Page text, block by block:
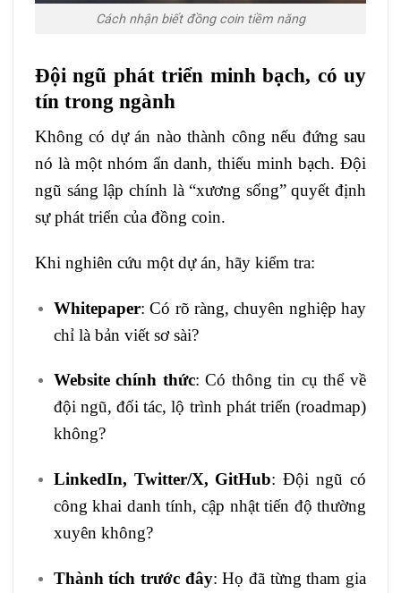
Cách nhận biết đồng coin tiềm năng
Đội ngũ phát triển minh bạch, có uy
tín trong ngành
Không có dự án nào thành công nếu đứng sau
nó là một nhóm ẩn danh, thiếu minh bạch. Đội
ngũ sáng lập chính là “xương sống” quyết định
sự phát triển của đồng coin.
Khi nghiên cứu một dự án, hãy kiểm tra:
Whitepaper: Có rõ ràng, chuyên nghiệp hay
chỉ là bản viết sơ sài?
Website chính thức: Có thông tin cụ thể về
đội ngũ, đối tác, lộ trình phát triển (roadmap)
không?
LinkedIn, Twitter/X, GitHub: Đội ngũ có
công khai danh tính, cập nhật tiến độ thường
xuyên không?
Thành tích trước đây: Họ đã từng tham gia